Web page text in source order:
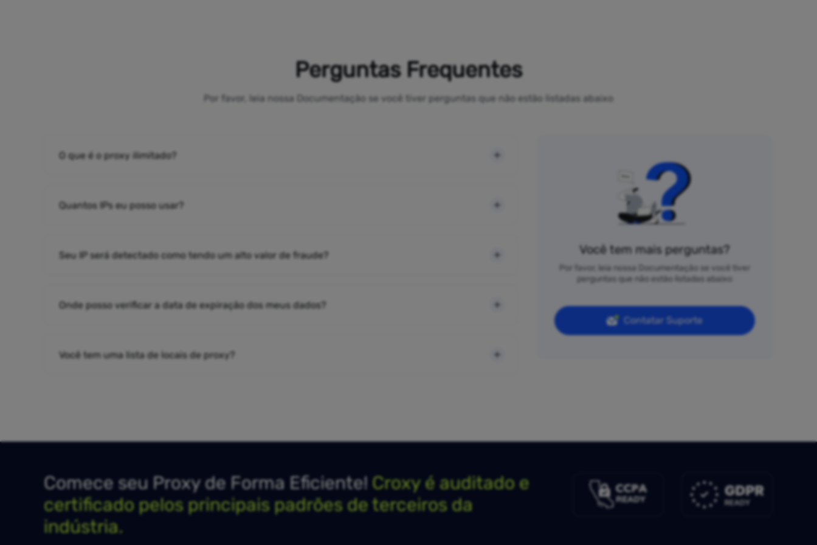
Perguntas Frequentes
Por favor, leia nossa Documentação se você tiver perguntas que não estão listadas abaixo
O que é o proxy ilimitado?
Quantos IPs eu posso usar?
Seu IP será detectado como tendo um alto valor de fraude?
Onde posso verificar a data de expiração dos meus dados?
Você tem uma lista de locais de proxy?
Você tem mais perguntas?
Por favor, leia nossa Documentação se você tiver
perguntas que não estão listadas abaixo
Contatar Suporte
Comece seu Proxy de Forma Eficiente! Croxy é auditado e
certificado pelos principais padrões de terceiros da
indústria.